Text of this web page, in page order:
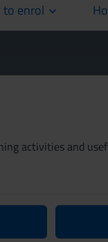
enrol
activities and